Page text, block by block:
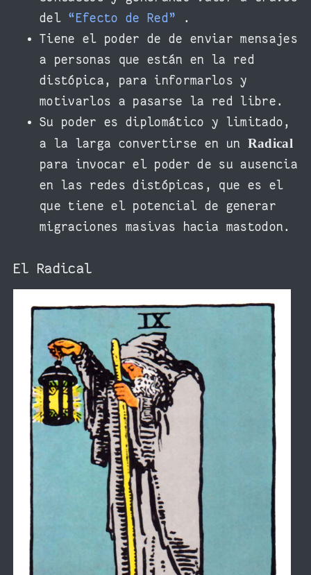
del “Efecto de Red”
.
Tiene el poder de de enviar mensajes
a personas que están en la red
distópica, para informarlos y
motivarlos a pasarse la red libre.
Su poder es diplomático y limitado,
a la larga convertirse en un Radical
para invocar el poder de su ausencia
en las redes distópicas, que es el
que tiene el potencial de generar
migraciones masivas hacia mastodon.
El Radical